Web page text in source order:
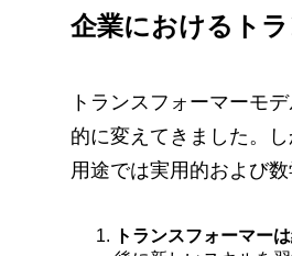
企業におけるト
トランスフォーマーモ
的に変えてきました。
用途では実用的および
トランスフォーマー